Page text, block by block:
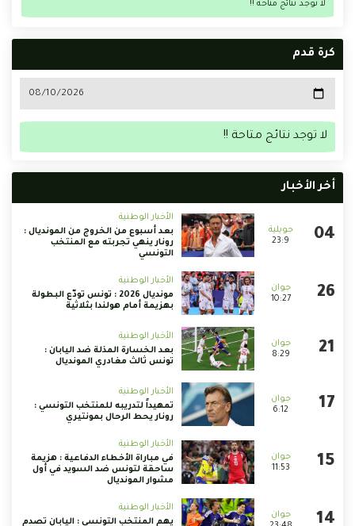
لا توجد نتائج متاحة !!
كرة قدم
لا توجد نتائج متاحة !!
أخر الأخبار
23:9
الأخبار الوطنية
بعد أسبوع من الخروج من المونديال :
رونار ينهي تجربته مع المنتخب
التونسي
10:27
الأخبار الوطنية
مونديال 2026 : تونس تودّع البطولة
بهزيمة أمام هولندا بثلاثية
8:29
الأخبار الوطنية
بعد الخسارة المذلة ضد اليابان :
تونس ثالث مغادري المونديال
6:12
الأخبار الوطنية
تمهيداً لتدريبه للمنتخب التونسي :
رونار يحط الرحال بمونتيري
11:53
الأخبار الوطنية
في مباراة الأخطاء الدفاعية : هزيمة
ساحقة لتونس ضد السويد في أول
مشوار المونديال
الأخبار الوطنية
يهم المنتخب التونسي : اليابان تصدم